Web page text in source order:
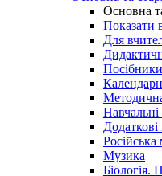
Основна
Показати
Для
Російська
Музика
Біологія.